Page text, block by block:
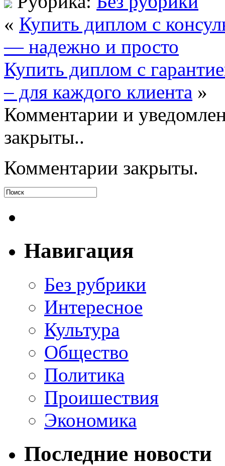
« Купить диплом с
— надежно и просто
Купить диплом с
– для каждого клиента »
Комментарии и
закрыты..
Комментарии закрыты.
Навигация
Без рубрики
Интересное
Культура
Общество
Политика
Проишествия
Экономика
Последние новости